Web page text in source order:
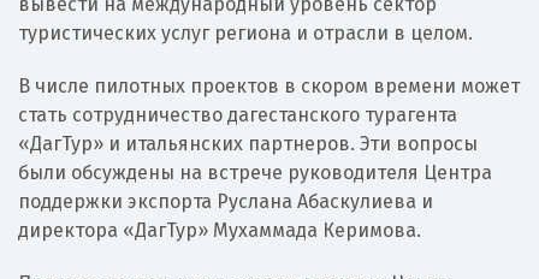
вывести на международный уровень сектор
туристических услуг региона и отрасли в целом.
В числе пилотных проектов в скором времени может
стать сотрудничество дагестанского турагента
«ДагТур» и итальянских партнеров. Эти вопросы
были обсуждены на встрече руководителя Центра
поддержки экспорта Руслана Абаскулиева и
директора «ДагТур» Мухаммада Керимова.